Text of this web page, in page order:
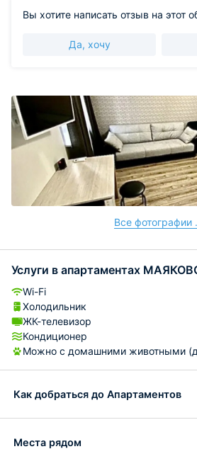
Вы хотите написать отзыв на этот
Да, хочу
Все фотографии
Услуги в апартаментах
Wi-Fi
Холодильник
ЖК-телевизор
Кондиционер
Можно с домашними животными
Как добраться до Апартаментов
Места рядом